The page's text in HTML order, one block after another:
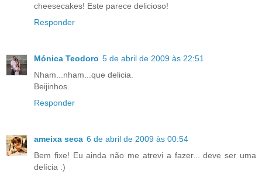
cheesecakes! Este parece delicioso!
Responder
Mónica Teodoro 5 de abril de 2009 às 22:51
Nham...nham...que delicia.
Beijinhos.
Responder
ameixa seca 6 de abril de 2009 às 00:54
Bem fixe! Eu ainda não me atrevi a fazer... deve ser uma
delícia :)